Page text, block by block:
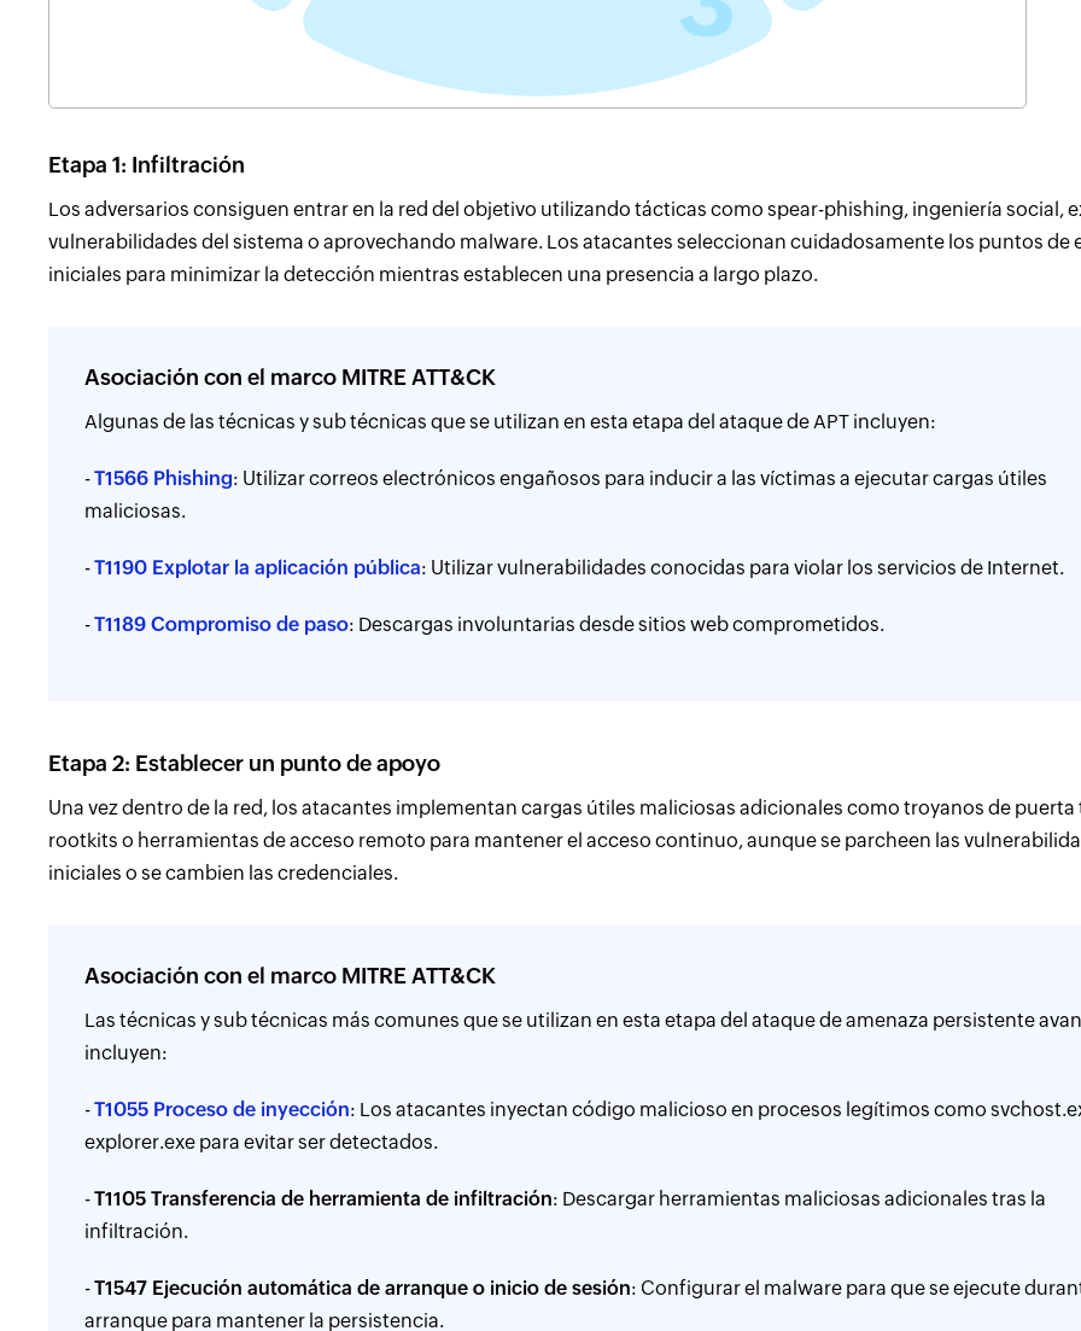
Etapa 1: Infiltración
Los adversarios consiguen entrar en la red del objetivo utilizando tácticas como spear-phishing, ingeniería social,
vulnerabilidades del sistema o aprovechando malware. Los atacantes seleccionan cuidadosamente los puntos de
iniciales para minimizar la detección mientras establecen una presencia a largo plazo.
Asociación con el marco MITRE ATT&CK
Algunas de las técnicas y sub técnicas que se utilizan en esta etapa del ataque de APT incluyen:
-T1566 Phishing: Utilizar correos electrónicos engañosos para inducir a las víctimas a ejecutar cargas útiles
maliciosas.
-T1190 Explotar la aplicación pública: Utilizar vulnerabilidades conocidas para violar los servicios de Internet.
-T1189 Compromiso de paso: Descargas involuntarias desde sitios web comprometidos.
Etapa 2: Establecer un punto de apoyo
Una vez dentro de la red, los atacantes implementan cargas útiles maliciosas adicionales como troyanos de puerta
rootkits o herramientas de acceso remoto para mantener el acceso continuo, aunque se parcheen las
iniciales o se cambien las credenciales.
Asociación con el marco MITRE ATT&CK
Las técnicas y sub técnicas más comunes que se utilizan en esta etapa del ataque de amenaza persistente
incluyen:
-T1055 Proceso de inyección: Los atacantes inyectan código malicioso en procesos legítimos como
explorer.exe para evitar ser detectados.
-T1105 Transferencia de herramienta de infiltración: Descargar herramientas maliciosas adicionales tras la
infiltración.
-T1547 Ejecución automática de arranque o inicio de sesión: Configurar el malware para que se ejecute
arranque para mantener la persistencia.